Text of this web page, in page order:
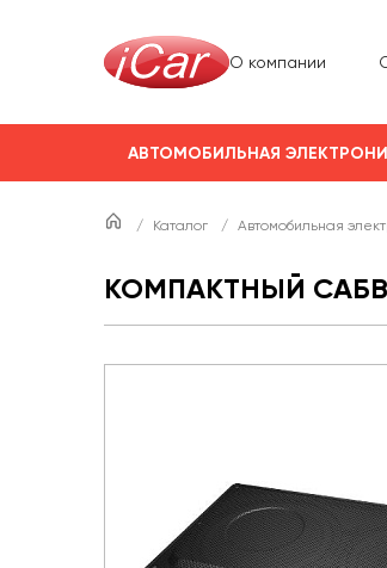
О компании
АВТОМОБИЛЬНАЯ
/ Каталог / Автомобильная
КОМПАКТНЫЙ